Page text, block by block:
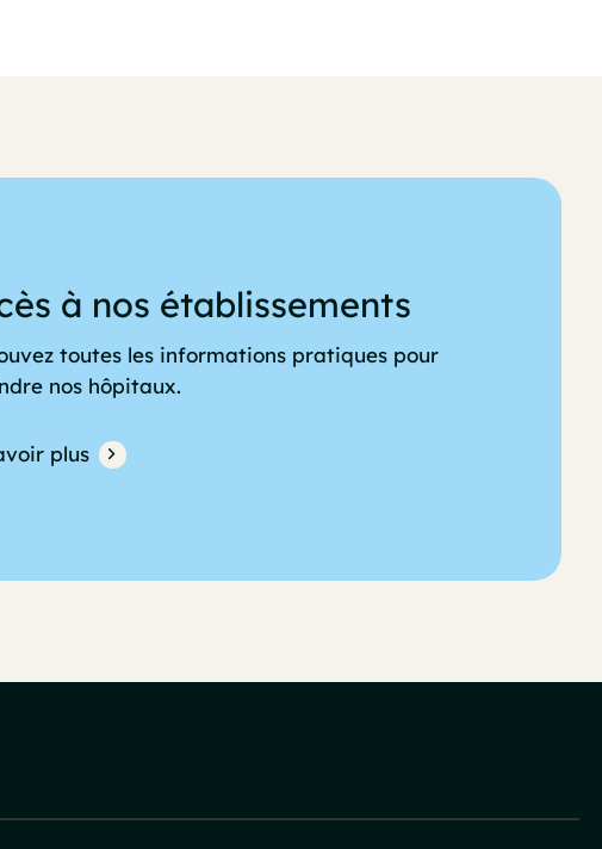
à nos établissements
toutes les informations pratiques pour
nos hôpitaux.
plus